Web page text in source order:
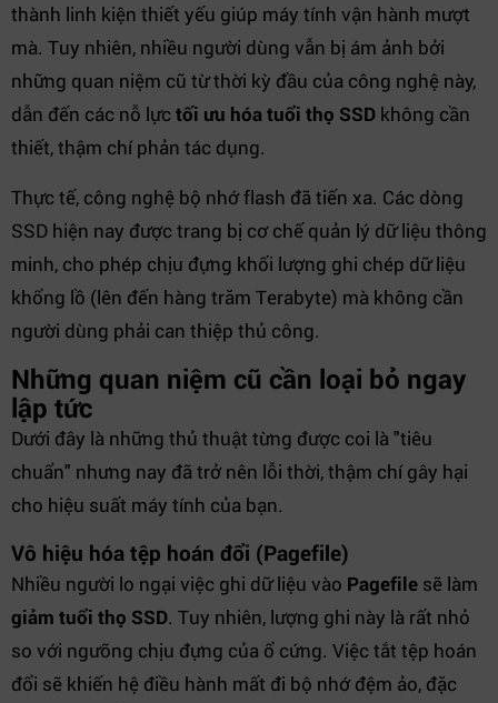
thành linh kiện thiết yếu giúp máy tính vận hành mượt
mà. Tuy nhiên, nhiều người dùng vẫn bị ám ảnh bởi
những quan niệm cũ từ thời kỳ đầu của công nghệ này,
dẫn đến các nỗ lựctối ưu hóa tuổi thọ SSD không cần
thiết, thậm chí phản tác dụng.
Thực tế, công nghệ bộ nhớ flash đã tiến xa. Các dòng
SSD hiện nay được trang bị cơ chế quản lý dữ liệu thông
minh, cho phép chịu đựng khối lượng ghi chép dữ liệu
khổng lồ (lên đến hàng trăm Terabyte) mà không cần
người dùng phải can thiệp thủ công.
Những quan niệm cũ cần loại bỏ ngay
lập tức
Dưới đây là những thủ thuật từng được coi là "tiêu
chuẩn" nhưng nay đã trở nên lỗi thời, thậm chí gây hại
cho hiệu suất máy tính của bạn.
Vô hiệu hóa tệp hoán đổi (Pagefile)
Nhiều người lo ngại việc ghi dữ liệu vào Pagefile sẽ làm
giảm tuổi thọ SSD. Tuy nhiên, lượng ghi này là rất nhỏ
so với ngưỡng chịu đựng của ổ cứng. Việc tắt tệp hoán
đổi sẽ khiến hệ điều hành mất đi bộ nhớ đệm ảo, đặc